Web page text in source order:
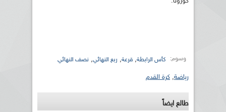
وسوم: كأس الرابطة, قرعة, ربع النهائي, نصف النهائي
رياضة, كرة القدم
طالع ايضاً